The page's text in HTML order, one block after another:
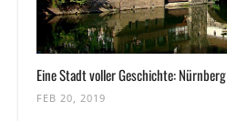
Eine Stadt voller Geschichte: Nürnberg
FEB 20, 2019